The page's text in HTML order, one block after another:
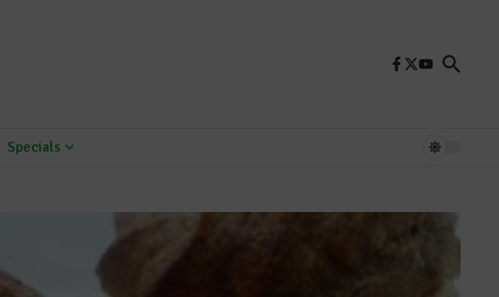
Specials